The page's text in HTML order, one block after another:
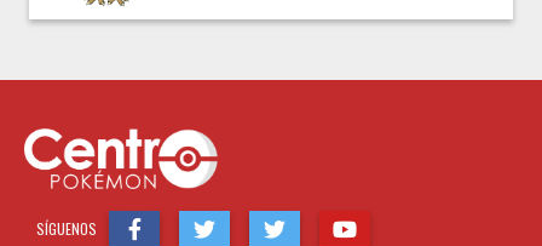
SÍGUENOS